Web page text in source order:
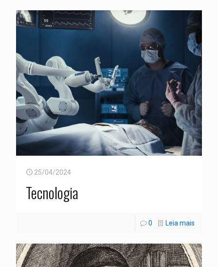
25/04/2024
Tecnologia
0 Leia mais